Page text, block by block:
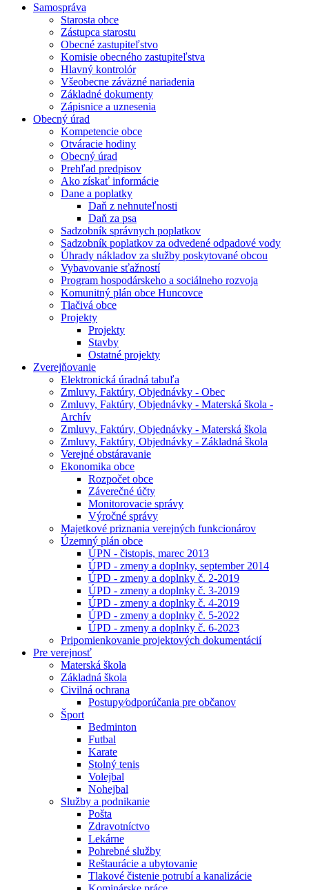
Samospráva
Starosta obce
Zástupca starostu
Obecné zastupiteľstvo
Komisie obecného zastupiteľstva
Hlavný kontrolór
Všeobecne záväzné nariadenia
Základné dokumenty
Zápisnice a uznesenia
Obecný úrad
Kompetencie obce
Otváracie hodiny
Obecný úrad
Prehľad predpisov
Ako získať informácie
Dane a poplatky
Daň z nehnuteľnosti
Daň za psa
Sadzobník správnych poplatkov
Sadzobník poplatkov za odvedené odpadové vody
Úhrady nákladov za služby poskytované obcou
Vybavovanie sťažností
Program hospodárskeho a sociálneho rozvoja
Komunitný plán obce Huncovce
Tlačivá obce
Projekty
Projekty
Stavby
Ostatné projekty
Zverejňovanie
Elektronická úradná tabuľa
Zmluvy, Faktúry, Objednávky - Obec
Zmluvy, Faktúry, Objednávky - Materská škola -
Archív
Zmluvy, Faktúry, Objednávky - Materská škola
Zmluvy, Faktúry, Objednávky - Základná škola
Verejné obstáravanie
Ekonomika obce
Rozpočet obce
Záverečné účty
Monitorovacie správy
Výročné správy
Majetkové priznania verejných funkcionárov
Územný plán obce
ÚPN - čistopis, marec 2013
ÚPD - zmeny a doplnky, september 2014
ÚPD - zmeny a doplnky č. 2-2019
ÚPD - zmeny a doplnky č. 3-2019
ÚPD - zmeny a doplnky č. 4-2019
ÚPD - zmeny a doplnky č. 5-2022
ÚPD - zmeny a doplnky č. 6-2023
Pripomienkovanie projektových dokumentácií
Pre verejnosť
Materská škola
Základná škola
Civilná ochrana
Postupy⁄odporúčania pre občanov
Šport
Bedminton
Futbal
Karate
Stolný tenis
Volejbal
Nohejbal
Služby a podnikanie
Pošta
Zdravotníctvo
Lekárne
Pohrebné služby
Reštaurácie a ubytovanie
Tlakové čistenie potrubí a kanalizácie